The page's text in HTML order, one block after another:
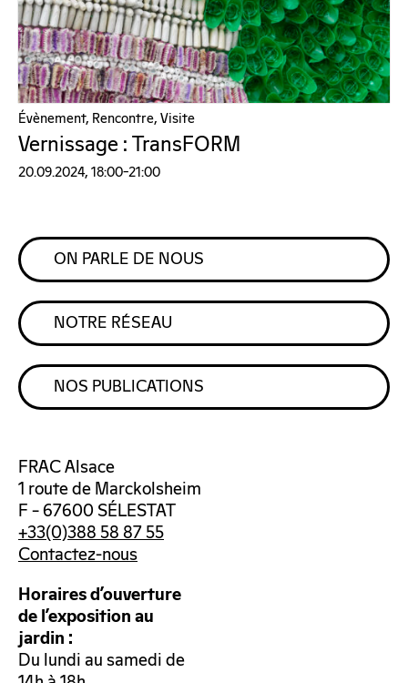
Évènement, Rencontre, Visite
Vernissage : TransFORM
20.09.2024, 18:00–21:00
ON PARLE DE NOUS
NOTRE RÉSEAU
NOS PUBLICATIONS
FRAC Alsace
1 route de Marckolsheim
F – 67600 SÉLESTAT
+33(0)388 58 87 55
Contactez-nous
Horaires d’ouverture
de l’exposition au
jardin :
Du lundi au samedi de